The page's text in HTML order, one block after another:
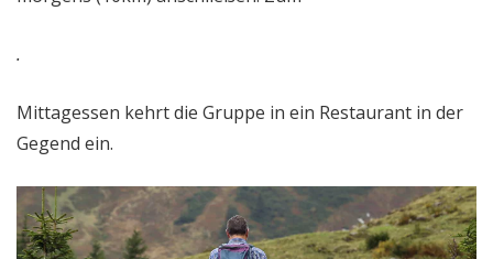
.
Mittagessen kehrt die Gruppe in ein Restaurant in der
Gegend ein.